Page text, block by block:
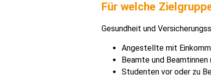
Für welche
Gesundheit und
Angestellte mit
Beamte und
Studenten vor oder zu